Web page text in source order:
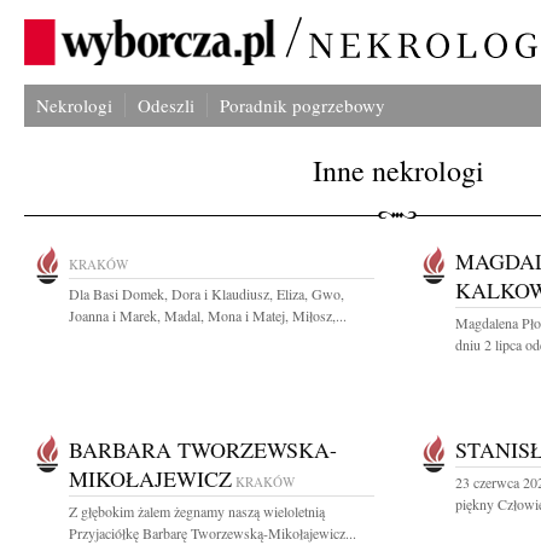
Nekrologi Odeszli Poradnik pogrzebowy
Inne nekrologi
KRAKÓW
Dla Basi Domek, Dora i Klaudiusz, Eliza, Gwo,
Joanna i Marek, Madal, Mona i Matej, Miłosz,...
Magdalena
dniu 2 lipca
BARBARA TWORZEWSKA-
MIKOŁAJEWICZ KRAKÓW
Z głębokim żalem żegnamy naszą wieloletnią
Przyjaciółkę Barbarę Tworzewską-Mikołajewicz...
23 czerwca
piękny